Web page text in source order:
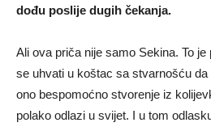
dođu poslije dugih čekanja.
Ali ova priča nije samo Sekina. To
se uhvati u koštac sa stvarnošću da
ono bespomoćno stvorenje iz
polako odlazi u svijet. I u tom